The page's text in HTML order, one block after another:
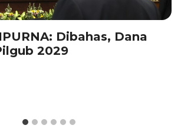
Dibahas, Dana
2029